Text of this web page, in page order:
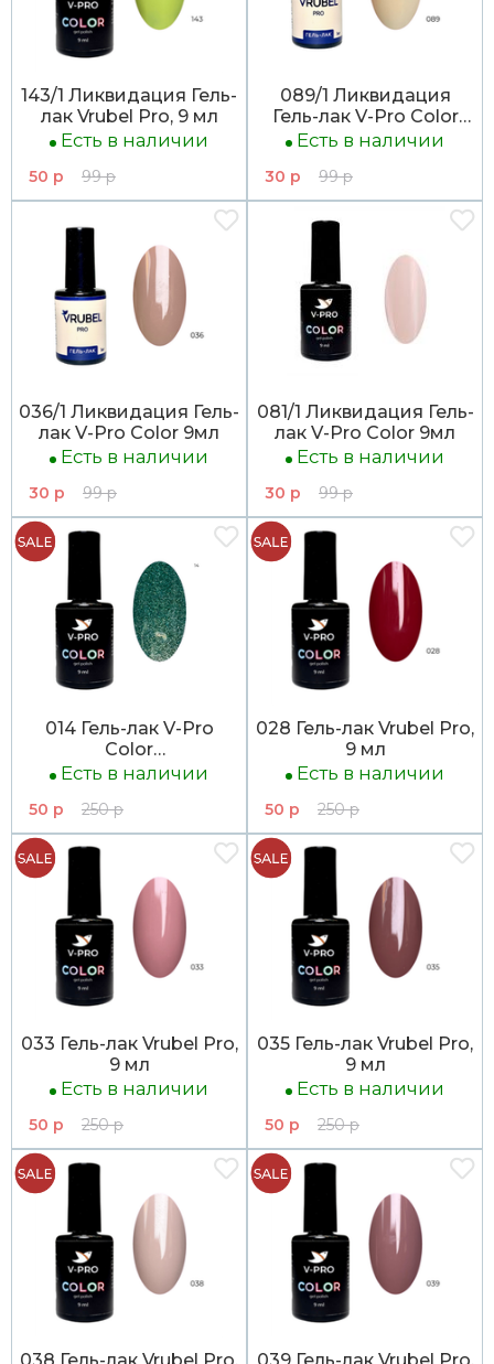
143/1 Ликвидация Гель-
лак Vrubel Pro, 9 мл
Есть в наличии
50 р 99 р
089/1 Ликвидация
Гель-лак V-Pro Color
9мл
Есть в наличии
30 р 99 р
036/1 Ликвидация Гель-
лак V-Pro Color 9мл
Есть в наличии
30 р 99 р
081/1 Ликвидация Гель-
лак V-Pro Color 9мл
Есть в наличии
30 р 99 р
014 Гель-лак V-Pro
Color
9млЛИКВИДАЦИЯ
Есть в наличии
50 р 250 р
028 Гель-лак Vrubel Pro,
9 мл
Есть в наличии
50 р 250 р
033 Гель-лак Vrubel Pro,
9 мл
Есть в наличии
50 р 250 р
035 Гель-лак Vrubel Pro,
9 мл
Есть в наличии
50 р 250 р